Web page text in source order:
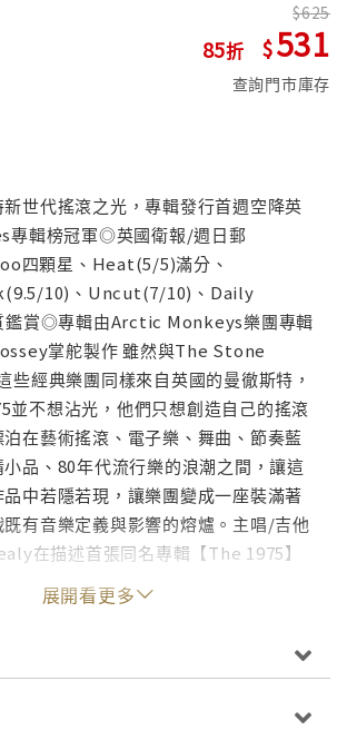
85
625
531
查詢門市庫存
世代搖滾之光，專輯發行首週空降英
專輯榜冠軍◎英國衛報/週日郵
四顆星、Heat(5/5)滿分、
10)、Uncut(7/10)、Daily
賞◎專輯由Arctic Monkeys樂團專輯
掌舵製作 雖然與The Stone
些經典樂團同樣來自英國的曼徹斯特，
並不想沾光，他們只想創造自己的搖滾
在藝術搖滾、電子樂、舞曲、節奏藍
品、80年代流行樂的浪潮之間，讓這
中若隱若現，讓樂團變成一座裝滿著
有音樂定義與影響的熔爐。主唱/吉他
在描述首張同名專輯【The 1975】
是John Hughes（*電影作品「早餐俱
，我們想要做一張記錄著我們青少年歲
輯，如果他拍一部關於我們的電影，這
帶。」 團名The 1975來自於主唱
掉的一代」時期掃毒事件的書作
展開看更多